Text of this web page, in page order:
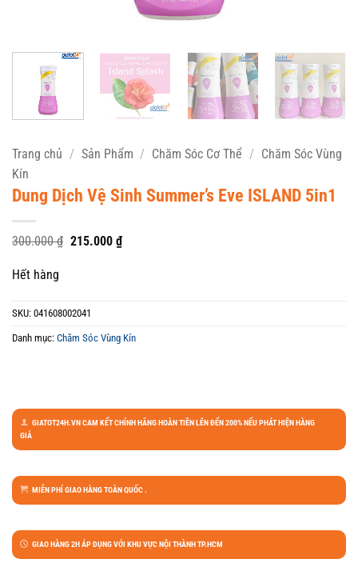
Trang chủ / Sản Phẩm / Chăm Sóc Cơ Thể / Chăm Sóc Vùng
Kín
Dung Dịch Vệ Sinh Summer’s Eve ISLAND 5in1
300.000₫ Giá
215.000 ₫Giá
hiện
Hết hàng
SKU: 041608002041
Danh mục: Chăm Sóc Vùng Kín
GIATOT24H.VN CAM KẾT CHÍNH HÃNG HOÀN TIỀN LÊN ĐẾN 200% NẾU PHÁT HIỆN HÀNG
GIẢ
MIỄN PHÍ GIAO HÀNG TOÀN QUỐC .
GIAO HÀNG 2H ÁP DỤNG VỚI KHU VỰC NỘI THÀNH TP.HCM